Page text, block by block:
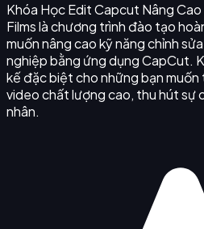
Khóa Học Edit Capcut Nâng
Films là chương trình đào tạo
muốn nâng cao kỹ năng chỉnh
nghiệp bằng ứng dụng CapCut.
kế đặc biệt cho những bạn muốn
video chất lượng cao, thu hút sự
nhân.